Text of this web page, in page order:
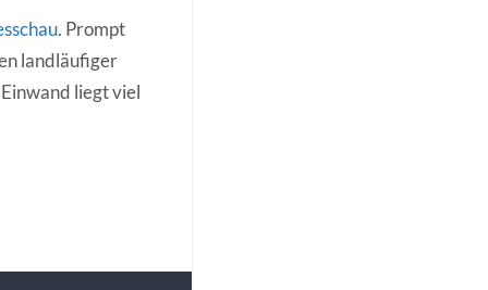
. Prompt
landläufiger
liegt viel